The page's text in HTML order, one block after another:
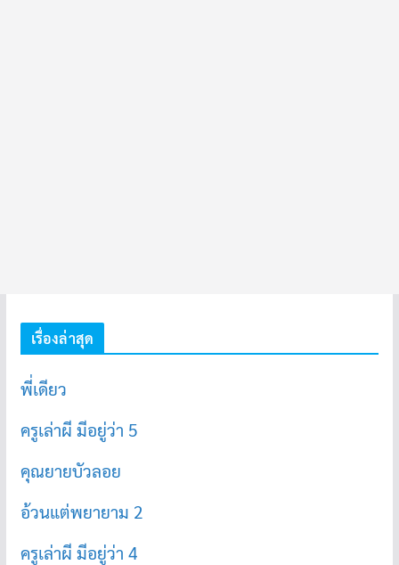
เรื่องล่าสุด
พี่เดียว
ครูเล่าผี มีอยู่ว่า 5
คุณยายบัวลอย
อ้วนแต่พยายาม 2
ครูเล่าผี มีอยู่ว่า 4